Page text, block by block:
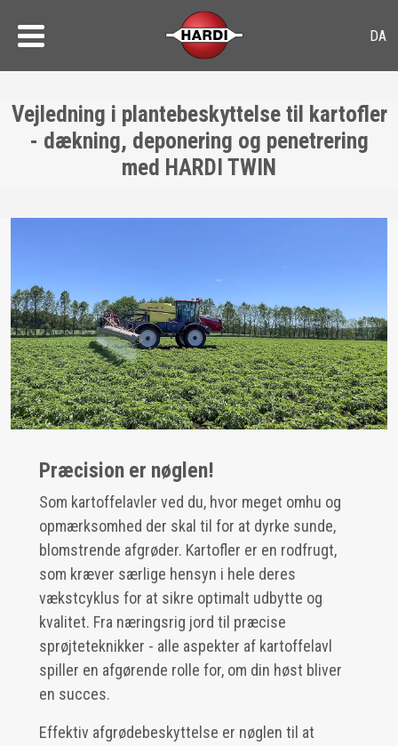
Vejledning i plantebeskyttelse til kartofler
- dækning, deponering og penetrering
med HARDI TWIN
Præcision er nøglen!
Som kartoffelavler ved du, hvor meget omhu og
opmærksomhed der skal til for at dyrke sunde,
blomstrende afgrøder. Kartofler er en rodfrugt,
som kræver særlige hensyn i hele deres
vækstcyklus for at sikre optimalt udbytte og
kvalitet. Fra næringsrig jord til præcise
sprøjteteknikker - alle aspekter af kartoffelavl
spiller en afgørende rolle for, om din høst bliver
en succes.
Effektiv afgrødebeskyttelse er nøglen til at